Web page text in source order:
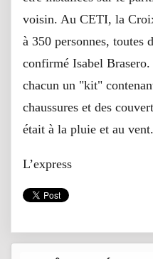
voisin. Au CETI, la
à 350 personnes, toutes
confirmé Isabel
chacun un "kit"
chaussures et des
était à la pluie et au vent.
L’express